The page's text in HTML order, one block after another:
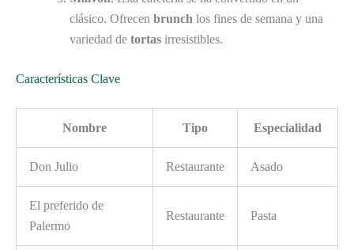
clásico. Ofrecen brunch los fines de semana y una
variedad de tortas irresistibles.
Características Clave
Nombre Tipo Especialidad
Don Julio Restaurante Asado
El preferido de
Palermo
Restaurante Pasta